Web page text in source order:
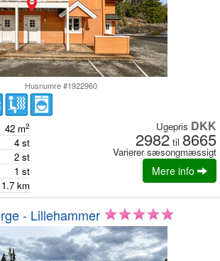
Husnumre #1922960
42 m2
4 st
2 st
1 st
1.7 km
Ugepris DKK
2982 til 8665
Varierer sæsongmæssigt
Mere info
- Lillehammer